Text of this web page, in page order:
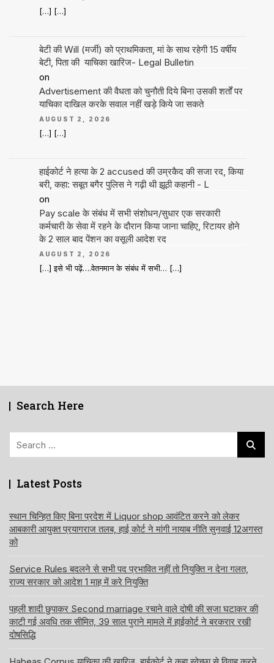
[…] […]
बेटी की Will (मर्जी) को प्राथमिकता, मां के साथ रहेगी 15 वर्षीय
बेटी, पिता की याचिका खारिज- Legal Bulletin
on
Advertisement की वैधता को चुनौती दिये बिना उसकी शर्तों पर
याचिका दाखिल करके सवाल नहीं खड़े किये जा सकते
AUGUST 2, 2026
[…] […]
हाईकोर्ट ने हत्या के 2 accused की उम्रकैद की सजा रद, किया
बरी, कहा: सबूत बगैर पुलिस ने गढ़ी थी झूठी कहानी - L
on
Pay scale के संबंध में सभी संशोधन/सुधार एक सरकारी
कर्मचारी के सेवा में रहने के दौरान किया जाना चाहिए, रिटायर होने
के 2 साल बाद पेंशन का वसूली आदेश रद
AUGUST 2, 2026
[…] इसे भी पढ़ें….वेतनमान के संबंध में सभी… […]
Search Here
Latest Posts
स्थान चिन्हित किए बिना प्रदेश में Liquor shop आवंटित करने को लेकर
आबकारी आयुक्त प्रयागराज तलब, हाई कोर्ट ने मांगी नायाब नीति सुनवाई 12अगस्त
को
Service Rules बदलने से सभी पद प्रभावित नहीं तो नियुक्ति न देना गलत,
राज्य सरकार को आदेश 1 माह में करे नियुक्ति
पहली शादी छुपाकर Second marriage रचाने वाले दोषी की सजा घटाकर की
काटी गई अवधि तक सीमित, 39 साल पुराने मामले में हाईकोर्ट ने बरकरार रखी
दोषसिद्धि